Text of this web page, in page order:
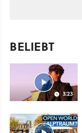
BELIEBT
3:23